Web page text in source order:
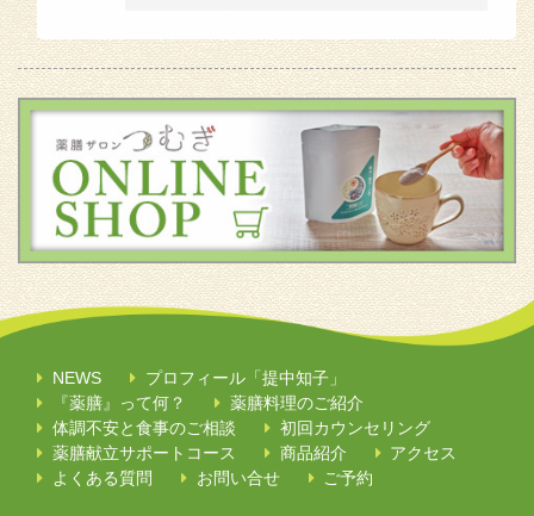
NEWS
プロフィール「提中知子」
『薬膳』って何？
薬膳料理のご紹介
体調不安と食事のご相談
初回カウンセリング
薬膳献立サポートコース
商品紹介
アクセス
よくある質問
お問い合せ ご予約